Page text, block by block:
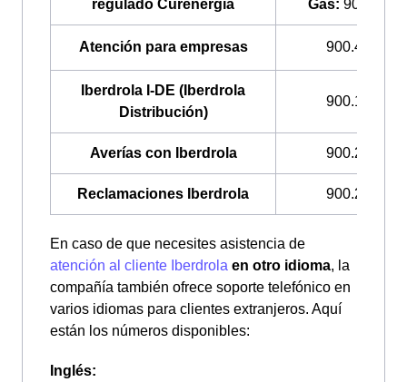
regulado Curenergía
Gas:
Atención para empresas 900.400.408
Iberdrola I-DE (Iberdrola
Distribución)
900.171.171
Averías con Iberdrola 900.224.522
Reclamaciones Iberdrola 900.225.235
En caso de que necesites asistencia de
atención al cliente Iberdrola en otro idioma, la
compañía también ofrece soporte telefónico en
varios idiomas para clientes extranjeros. Aquí
están los números disponibles:
Inglés: